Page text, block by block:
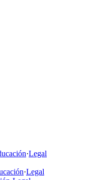
·Legal
·Legal